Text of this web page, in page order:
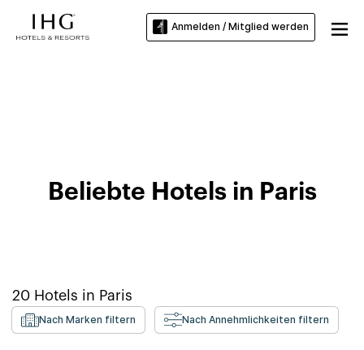
Anmelden / Mitglied werden
Beliebte Hotels in Paris
20 Hotels in Paris
Nach Marken filtern Nach Annehmlichkeiten filtern